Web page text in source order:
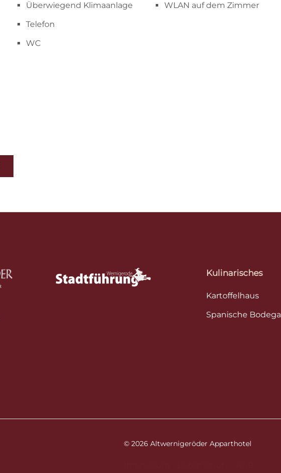
Überwiegend Klimaanlage
Telefon
WC
WLAN auf dem Zimmer
Kulinarisches
Kartoffelhaus
Spanische Bodega
© 2026 Altwernigeröder Apparthotel